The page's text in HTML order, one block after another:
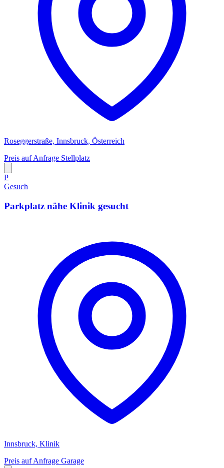
Roseggerstraße, Innsbruck, Österreich
Preis auf Anfrage Stellplatz
P
Gesuch
Parkplatz nähe Klinik gesucht
Innsbruck, Klinik
Preis auf Anfrage Garage